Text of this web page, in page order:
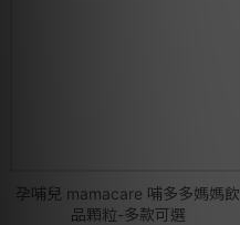
孕哺兒 mamacare 哺多多媽媽飲
品顆粒-多款可選